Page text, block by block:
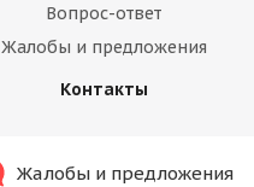
Вопрос-ответ
Жалобы и предложения
Контакты
Жалобы и предложения